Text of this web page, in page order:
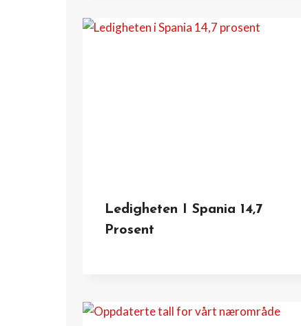
Ledigheten I Spania 14,7
Prosent